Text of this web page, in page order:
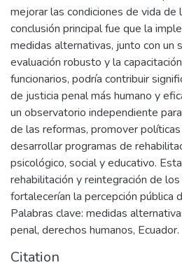
mejorar las condiciones de vida de
conclusión principal fue que la
medidas alternativas, junto con un
evaluación robusto y la
funcionarios, podría contribuir
de justicia penal más humano y
un observatorio independiente
de las reformas, promover
desarrollar programas de
psicológico, social y educativo.
rehabilitación y reintegración de
fortalecerían la percepción pública
Palabras clave: medidas
penal, derechos humanos, Ecuador.
Citation